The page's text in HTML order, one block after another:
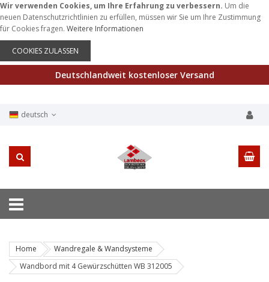
Wir verwenden Cookies, um Ihre Erfahrung zu verbessern. Um die
neuen Datenschutzrichtlinien zu erfüllen, müssen wir Sie um Ihre Zustimmung
für Cookies fragen. Weitere Informationen
COOKIES ZULASSEN
Deutschlandweit kostenloser Versand
deutsch
Home
Wandregale & Wandsysteme
Wandbord mit 4 Gewürzschütten WB 312005